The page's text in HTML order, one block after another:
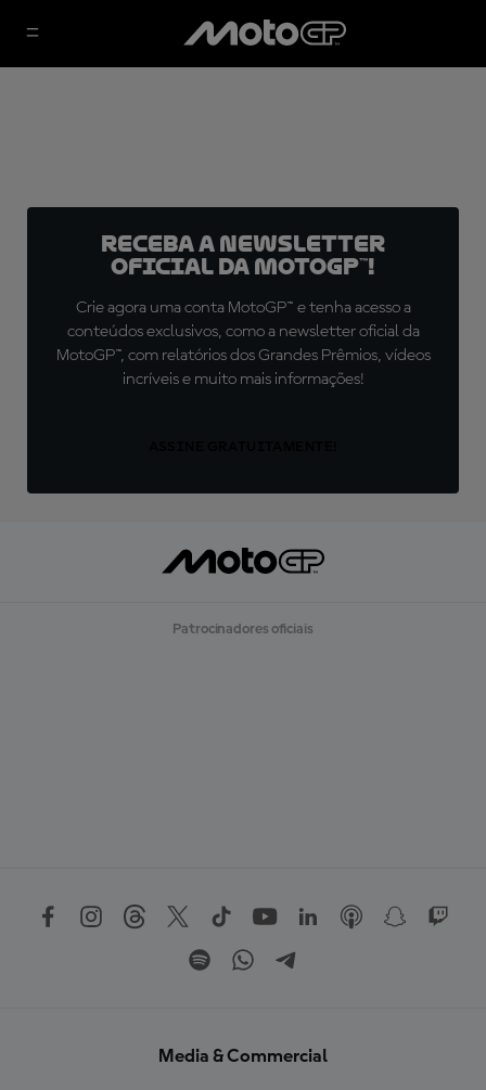
Receba a newsletter
oficial da MotoGP™!
Crie agora uma conta MotoGP™ e tenha acesso a
conteúdos exclusivos, como a newsletter oficial da
MotoGP™, com relatórios dos Grandes Prêmios, vídeos
incríveis e muito mais informações!
Patrocinadores oficiais
Media & Commercial